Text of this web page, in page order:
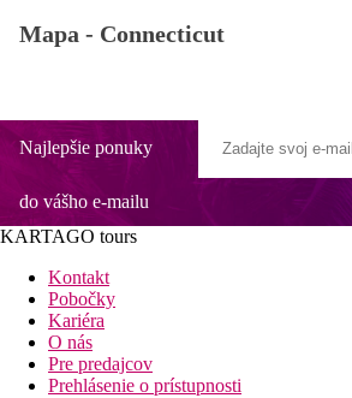
Mapa - Connecticut
Najlepšie ponuky
do vášho e-mailu
KARTAGO tours
Kontakt
Pobočky
Kariéra
O nás
Pre predajcov
Prehlásenie o prístupnosti